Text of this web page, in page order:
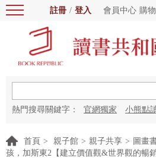
註冊 / 登入 會員中心 購
熱門搜尋關鍵字： 官網獨家 小熊點
首頁 > 親子館 > 親子共享 > 圖畫
孩，加斯東2【建立價值觀&世界觀的暢